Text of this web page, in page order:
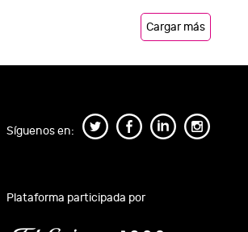
Cargar más
Síguenos en:
Plataforma participada por